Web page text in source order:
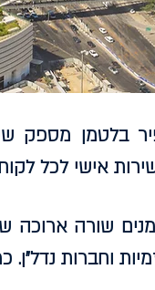
בלטמן מספק
אישי לכל
שורה ארוכה
וחברות